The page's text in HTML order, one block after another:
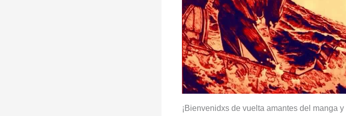
¡Bienvenidxs de vuelta amantes del manga